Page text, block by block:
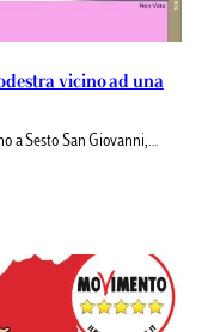
vicino ad una
a Sesto San Giovanni,…